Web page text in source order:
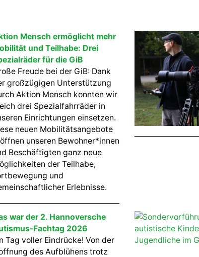
Mensch ermöglicht mehr
und Teilhabe: Drei
für die GiB
Freude bei der GiB: Dank
großzügigen Unterstützung
Aktion Mensch konnten wir
drei Spezialfahrräder in
Einrichtungen einsetzen.
neuen Mobilitätsangebote
unseren Bewohner*innen
Beschäftigten ganz neue
der Teilhabe,
und
Erlebnisse.
war der 2. Hannoversche
Fachtag 2026
Tag voller Eindrücke! Von der
des Aufblühens trotz